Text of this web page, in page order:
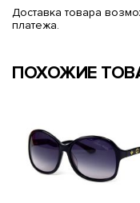
Доставка товара
платежа.
ПОХОЖИЕ